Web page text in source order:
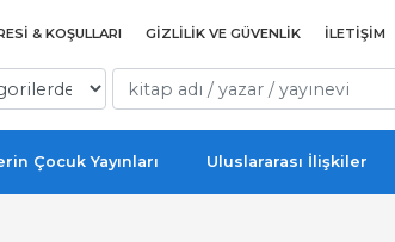
& KOŞULLARI GIZLILIK VE GÜVENLIK İLETIŞIM
Çocuk Yayınları Uluslararası İlişkiler